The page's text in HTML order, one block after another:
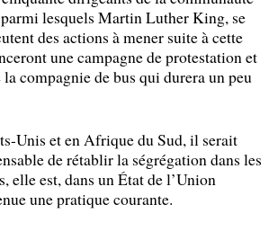
lesquels Martin Luther King, se
des actions à mener suite à cette
une campagne de protestation et
compagnie de bus qui durera un peu
Unis et en Afrique du Sud, il serait
de rétablir la ségrégation dans les
elle est, dans un État de l’Union
une pratique courante.